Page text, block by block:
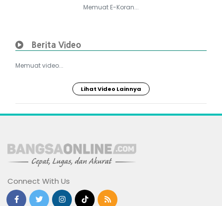
Memuat E-Koran...
Berita Video
Memuat video...
Lihat Video Lainnya
Connect With Us